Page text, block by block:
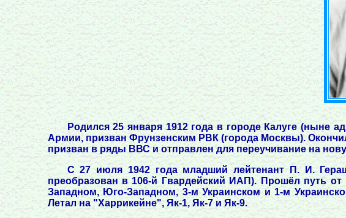
Родился 25 января 1912 года в городе Калуге (ныне
Армии, призван Фрунзенским РВК (города Москвы).
призван в ряды ВВС и отправлен для переучивание на
С 27 июля 1942 года младший лейтенант П. И.
преобразован в 106-й Гвардейский ИАП). Прошёл путь
Западном, Юго-Западном, 3-м Украинском и 1-м
Летал на "Харрикейне", Як-1, Як-7 и Як-9.